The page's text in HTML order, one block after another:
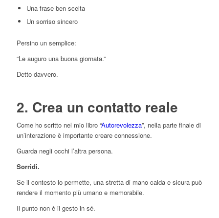
Una frase ben scelta
Un sorriso sincero
Persino un semplice:
“Le auguro una buona giornata.”
Detto davvero.
2. Crea un contatto reale
Come ho scritto nel mio libro “Autorevolezza”, nella parte finale di
un’interazione è importante creare connessione.
Guarda negli occhi l’altra persona.
Sorridi.
Se il contesto lo permette, una stretta di mano calda e sicura può
rendere il momento più umano e memorabile.
Il punto non è il gesto in sé.